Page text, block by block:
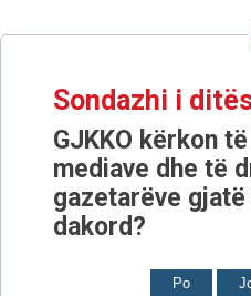
Sondazhi i
GJKKO kërkon
mediave dhe të
gazetarëve
dakord?
Po